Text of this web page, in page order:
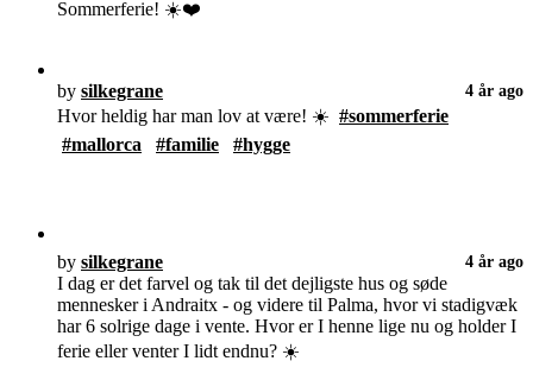
Sommerferie! ☀️❤️
by silkegrane 4 år ago
Hvor heldig har man lov at være! ☀️ #sommerferie
#mallorca
#familie #hygge
by silkegrane 4 år ago
I dag er det farvel og tak til det dejligste hus og søde
mennesker i Andraitx - og videre til Palma, hvor vi stadigvæk
har 6 solrige dage i vente. Hvor er I henne lige nu og holder I
ferie eller venter I lidt endnu? ☀️